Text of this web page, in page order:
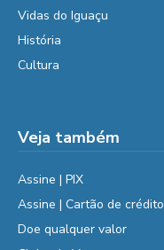
Vidas do Iguaçu
História
Cultura
Veja também
Assine | PIX
Assine | Cartão de crédito
Doe qualquer valor